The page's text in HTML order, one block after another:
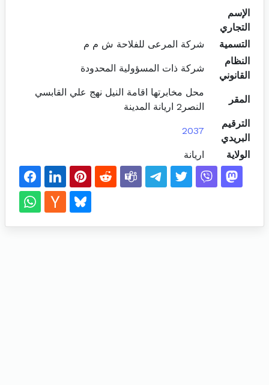
الإسم
التجاري
التسمية
شركة المرعى للفلاحة ش م م
النظام
القانوني
شركة ذات المسؤولية المحدودة
المقر
محل مخابرتها اقامة النيل نهج علي القابسي
النصر2 اريانة المدينة
الترقيم
البريدي
2037
الولاية اريانة